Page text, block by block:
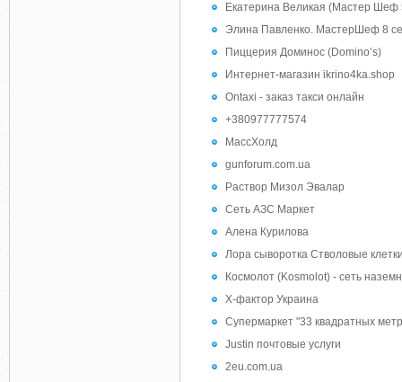
Екатерина Великая (Мастер Шеф
Элина Павленко. МастерШеф 8
Пиццерия Доминос (Domino’s)
Интернет-магазин ikrino4ka.shop
Ontaxi - заказ такси онлайн
+380977777574
МассХолд
gunforum.com.ua
Раствор Мизол Эвалар
Сеть АЗС Маркет
Алена Курилова
Лора сыворотка Стволовые
Космолот (Kosmolot) - сеть
Х-фактор Украина
Супермаркет "33 квадратных
Justin почтовые услуги
2eu.com.ua